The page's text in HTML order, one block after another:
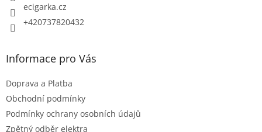
ecigarka.cz
+420737820432
Informace pro Vás
Doprava a Platba
Obchodní podmínky
Podmínky ochrany osobních údajů
Zpětný odběr elektra